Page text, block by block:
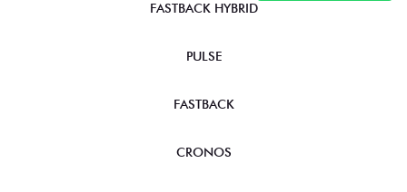
FASTBACK HYBRID
PULSE
FASTBACK
CRONOS